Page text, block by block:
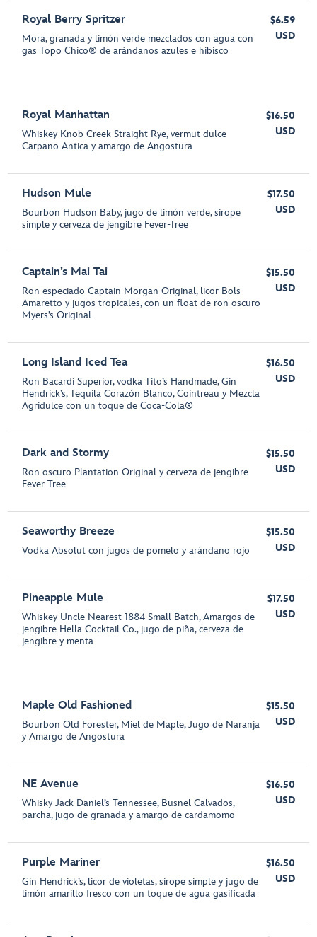
Royal Berry Spritzer
Mora, granada y limón verde mezclados con agua con
gas Topo Chico® de arándanos azules e hibisco
$6.59
USD
Royal Manhattan
Whiskey Knob Creek Straight Rye, vermut dulce
Carpano Antica y amargo de Angostura
$16.50
USD
Hudson Mule
Bourbon Hudson Baby, jugo de limón verde, sirope
simple y cerveza de jengibre Fever-Tree
$17.50
USD
Captain’s Mai Tai
Ron especiado Captain Morgan Original, licor Bols
Amaretto y jugos tropicales, con un float de ron oscuro
Myers’s Original
$15.50
USD
Long Island Iced Tea
Ron Bacardí Superior, vodka Tito’s Handmade, Gin
Hendrick’s, Tequila Corazón Blanco, Cointreau y Mezcla
Agridulce con un toque de Coca-Cola®
$16.50
USD
Dark and Stormy
Ron oscuro Plantation Original y cerveza de jengibre
Fever-Tree
$15.50
USD
Seaworthy Breeze
Vodka Absolut con jugos de pomelo y arándano rojo
$15.50
USD
Pineapple Mule
Whiskey Uncle Nearest 1884 Small Batch, Amargos de
jengibre Hella Cocktail Co., jugo de piña, cerveza de
jengibre y menta
$17.50
USD
Maple Old Fashioned
Bourbon Old Forester, Miel de Maple, Jugo de Naranja
y Amargo de Angostura
$15.50
USD
NE Avenue
Whisky Jack Daniel’s Tennessee, Busnel Calvados,
parcha, jugo de granada y amargo de cardamomo
$16.50
USD
Purple Mariner
Gin Hendrick’s, licor de violetas, sirope simple y jugo de
limón amarillo fresco con un toque de agua gasificada
$16.50
USD